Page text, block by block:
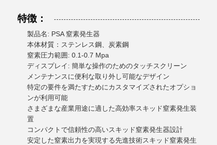
特徴：
製品名: PSA 窒素発生器
本体材質：ステンレス鋼、炭素鋼
窒素圧力範囲: 0.1-0.7 Mpa
ディスプレイ: 簡単な操作のためのタッチスクリーン
メンテナンスに便利な取り外し可能なデザイン
特定の要件を満たすためにカスタマイズされたオプショ
ンが利用可能
さまざまな産業用途に適した高効率スキッド窒素発生装
置
コンパクトで信頼性の高いスキッド窒素発生器設計
安定した窒素出力を実現する先進技術スキッド窒素発生